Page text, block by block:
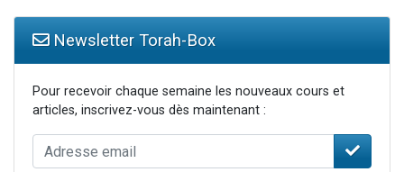
Newsletter Torah-Box
Pour recevoir chaque semaine les nouveaux cours et
articles, inscrivez-vous dès maintenant :